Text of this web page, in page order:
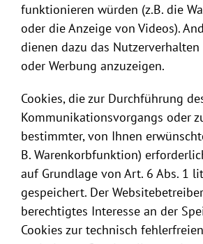
funktionieren würden (z.B. die
oder die Anzeige von Videos).
dienen dazu das
oder Werbung anzuzeigen.
Cookies, die zur Durchführung
Kommunikationsvorgangs oder
bestimmter, von Ihnen
B. Warenkorbfunktion)
auf Grundlage von Art. 6 Abs. 1
gespeichert. Der
berechtigtes Interesse an der
Cookies zur technisch